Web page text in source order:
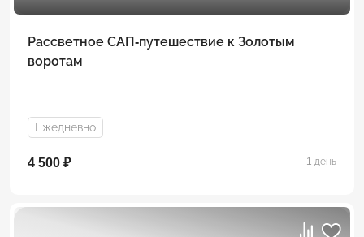
Рассветное САП-путешествие к Золотым
воротам
Ежедневно
4 500 ₽ 1 день